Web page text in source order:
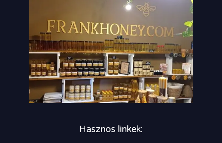
Hasznos linkek: